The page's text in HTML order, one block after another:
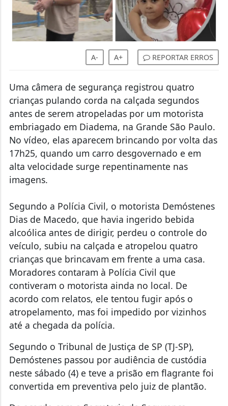
A- A+ REPORTAR ERROS
Uma câmera de segurança registrou quatro
crianças pulando corda na calçada segundos
antes de serem atropeladas por um motorista
embriagado em Diadema, na Grande São Paulo.
No vídeo, elas aparecem brincando por volta das
17h25, quando um carro desgovernado e em
alta velocidade surge repentinamente nas
imagens.
Segundo a Polícia Civil, o motorista Demóstenes
Dias de Macedo, que havia ingerido bebida
alcoólica antes de dirigir, perdeu o controle do
veículo, subiu na calçada e atropelou quatro
crianças que brincavam em frente a uma casa.
Moradores contaram à Polícia Civil que
contiveram o motorista ainda no local. De
acordo com relatos, ele tentou fugir após o
atropelamento, mas foi impedido por vizinhos
até a chegada da polícia.
Segundo o Tribunal de Justiça de SP (TJ-SP),
Demóstenes passou por audiência de custódia
neste sábado (4) e teve a prisão em flagrante foi
convertida em preventiva pelo juiz de plantão.